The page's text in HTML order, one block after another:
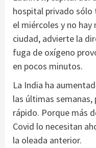
hospital privado sólo
el miércoles y no
ciudad, advierte la
fuga de oxígeno
en pocos minutos.
La India ha
las últimas
rápido. Porque más
Covid lo necesitan
la oleada anterior.